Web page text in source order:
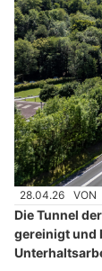
28.04.26 VON
Die Tunnel
gereinigt und